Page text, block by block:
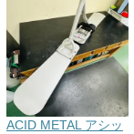
ACID METAL アシッ